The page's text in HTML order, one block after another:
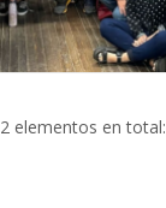
2 elementos en total: